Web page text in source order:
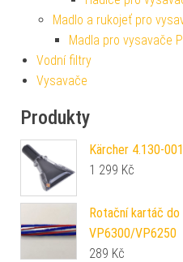
Madlo a rukojeť pro
Madla pro vysavače
Vodní filtry
Vysavače
Produkty
Kärcher 4.130-
1 299 Kč
Rotační kartáč
VP6300/VP6250
289 Kč